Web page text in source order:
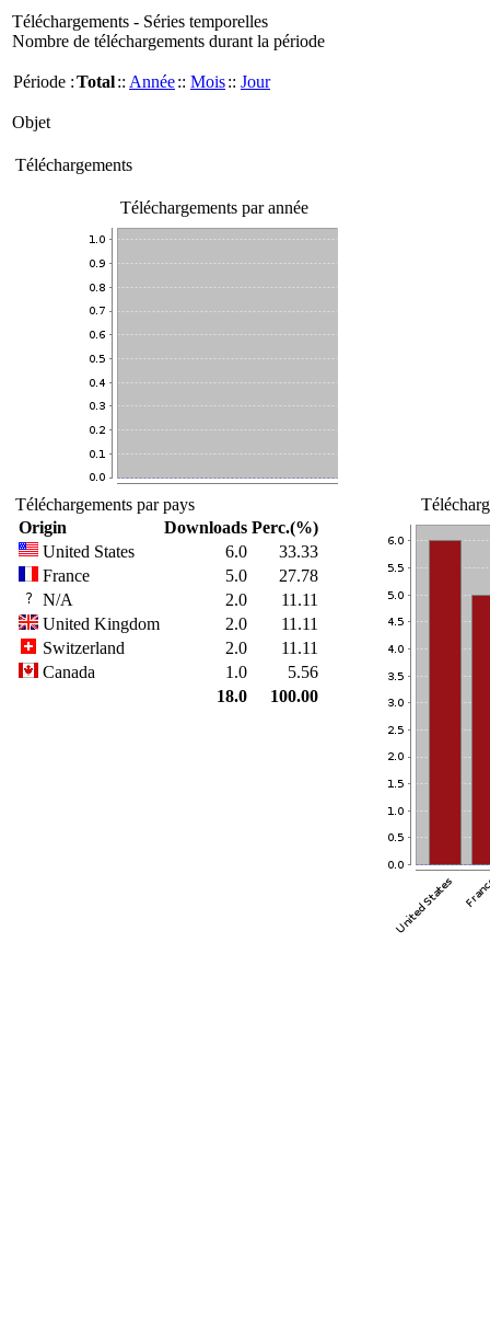
Téléchargements - Séries temporelles
Nombre de téléchargements durant la période
Période :Total:: Année:: Mois:: Jour
Objet
Téléchargements
Téléchargements par année
Téléchargements par pays
Origin
Downloads Perc.(%)
United States
6.0
33.33
France
5.0
27.78
N/A
2.0
11.11
United Kingdom
2.0
11.11
Switzerland
2.0
11.11
Canada
1.0
5.56
18.0
100.00